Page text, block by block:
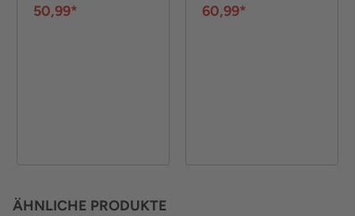
50,99* 60,99*
ÄHNLICHE PRODUKTE